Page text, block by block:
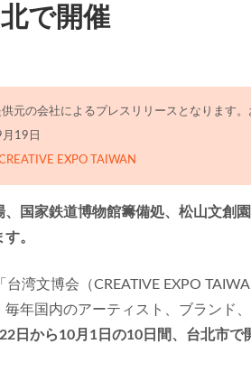
で開催
元の会社によるプレスリリースとなります
19日
EXPO TAIWAN
、国家鉄道博物館籌備処、松山文創
。
湾文博会（CREATIVE EXPO
毎年国内のアーティスト、ブランド
日から10月1日の10日間、台北市で